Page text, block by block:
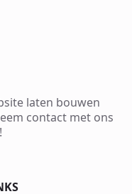
laten bouwen
contact met ons